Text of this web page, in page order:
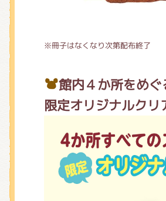
※冊子はなくなり次第配布終了
館内４か所をめ
限定オリジナルク